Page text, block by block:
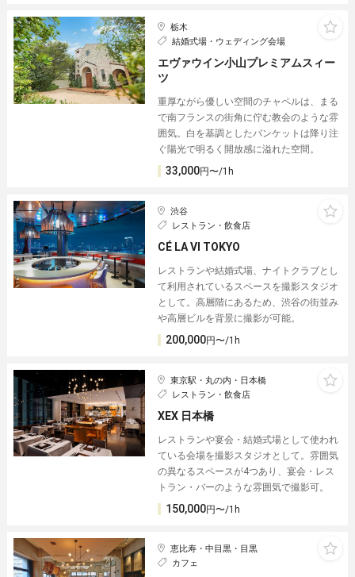
栃木
結婚式場・ウェディング会場
エヴァウイン小山プレミアムスィー
ツ
重厚ながら優しい空間のチャペルは、まる
で南フランスの街角に佇む教会のような雰
囲気。白を基調としたバンケットは降り注
ぐ陽光で明るく開放感に溢れた空間。
33,000円〜/1h
渋谷
レストラン・飲食店
CÉ LA VI TOKYO
レストランや結婚式場、ナイトクラブとし
て利用されているスペースを撮影スタジオ
として。高層階にあるため、渋谷の街並み
や高層ビルを背景に撮影が可能。
200,000円〜/1h
東京駅・丸の内・日本橋
レストラン・飲食店
XEX 日本橋
レストランや宴会・結婚式場として使われ
ている会場を撮影スタジオとして。雰囲気
の異なるスペースが4つあり、宴会・レス
トラン・バーのような雰囲気で撮影可。
150,000円〜/1h
恵比寿・中目黒・目黒
カフェ